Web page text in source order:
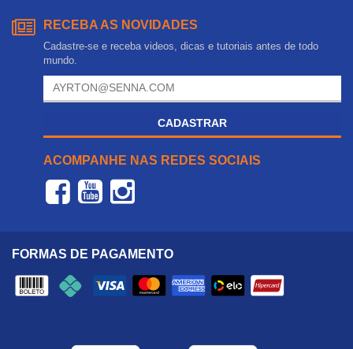
RECEBA AS NOVIDADES
Cadastre-se e receba videos, dicas e tutoriais antes de todo
mundo.
CADASTRAR
ACOMPANHE NAS REDES SOCIAIS
FORMAS DE PAGAMENTO